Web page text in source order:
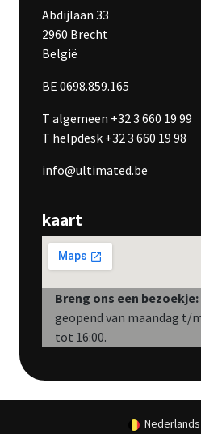
Abdijlaan 33
2960 Brecht
België
BE 0698.859.165
T algemeen +32 3 660 19 99
T helpdesk +32 3 660 19 98
info@ultimated.be
kaart
Breng ons een bezoekje:
geopend van maandag t/
tot 16:00.
Nederlands